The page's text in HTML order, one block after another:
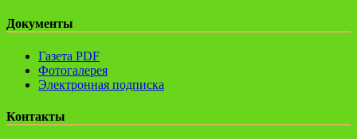
Документы
Газета PDF
Фотогалерея
Электронная подписка
Контакты